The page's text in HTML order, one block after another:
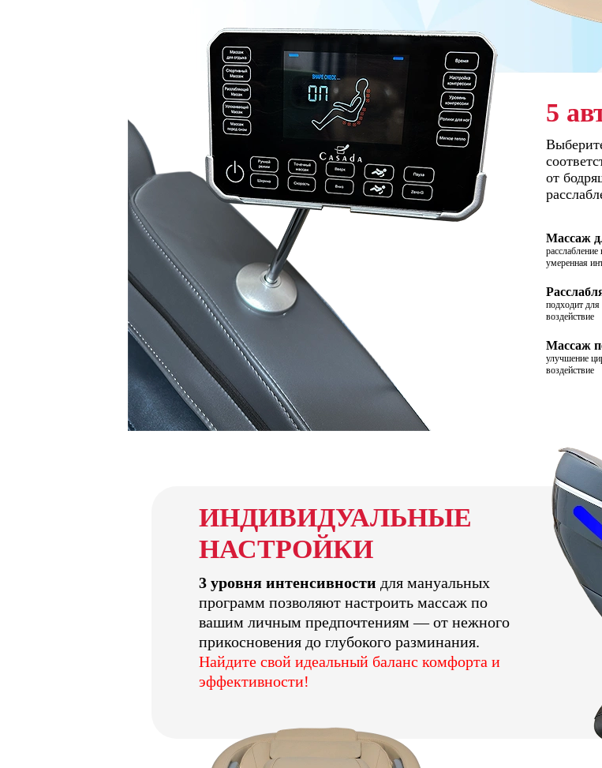
5
от
Массаж
умеренная
подходит для
воздействие
Массаж
улучшение
воздействие
ИНДИВИДУАЛЬНЫЕ
НАСТРОЙКИ
3 уровня интенсивности для мануальных
программ позволяют настроить массаж по
вашим личным предпочтениям — от нежного
прикосновения до глубокого разминания.
Найдите свой идеальный баланс комфорта и
эффективности!